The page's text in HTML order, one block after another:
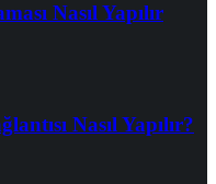
Nasıl Yapılır
Nasıl Yapılır?